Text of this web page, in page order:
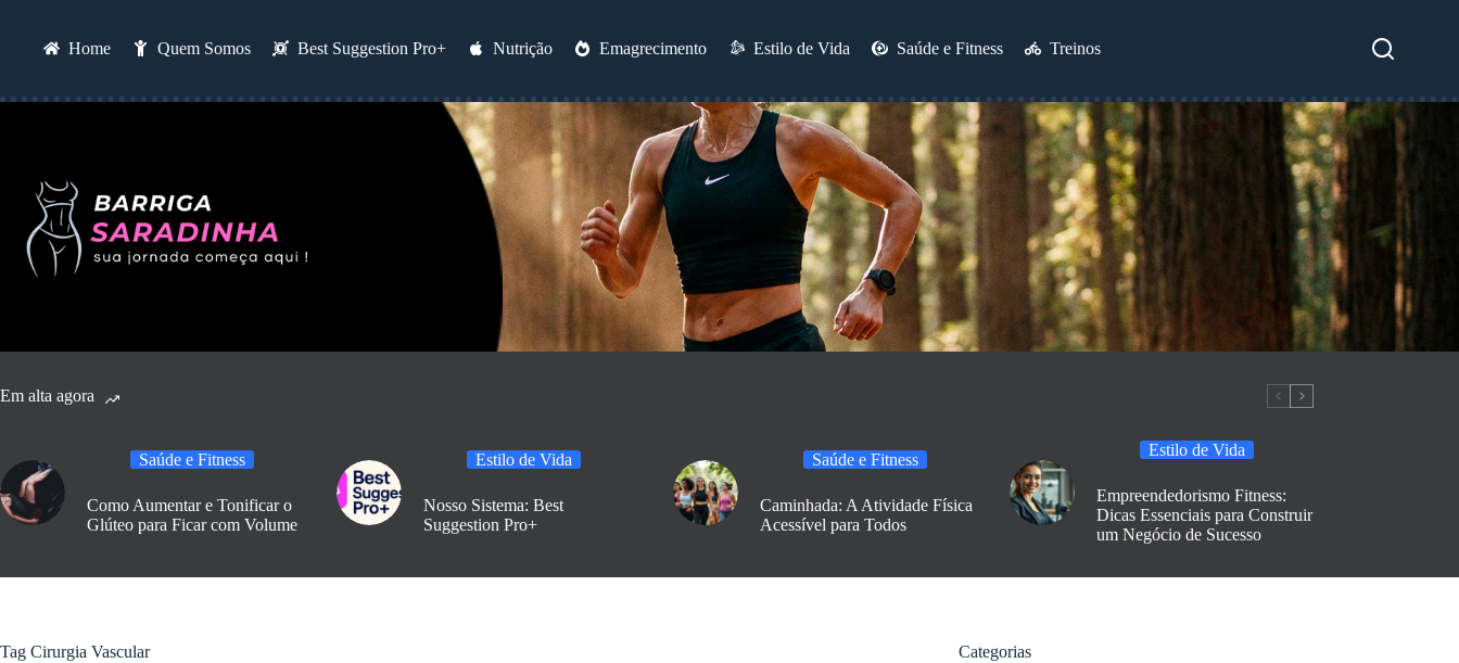
Home Quem Somos Best Suggestion Pro+ Nutrição Emagrecimento Estilo de Vida Saúde e Fitness Treinos
Em alta agora
Saúde e Fitness
Como Aumentar e Tonificar o
Glúteo para Ficar com Volume
Estilo de Vida
Nosso Sistema: Best
Suggestion Pro+
Saúde e Fitness
Caminhada: A Atividade Física
Acessível para Todos
Estilo de Vida
Empreendedorismo Fitness:
Dicas Essenciais para Construir
um Negócio de Sucesso
Tag Cirurgia Vascular
Categorias